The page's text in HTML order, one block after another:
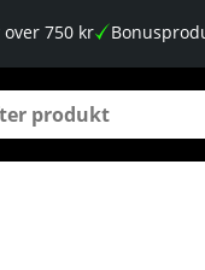
750 kr